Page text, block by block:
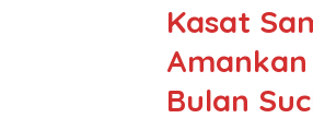
Kasat
Bulan